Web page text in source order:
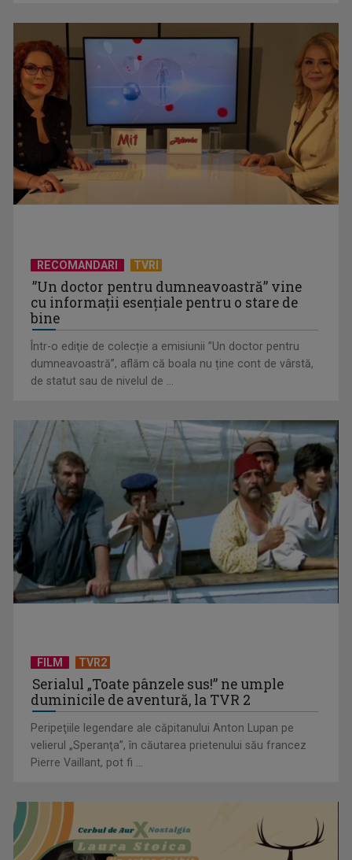
A trăi și a moșteni: moștenirea, între „gura lumii” și propria
sănătate mintală
Cercetătorul Anatolie Coșciug: Un caz Mailat ar putea
apărea și în România. ...
De ce nu îi tolerează românii pe muncitorii străini.
Cercetătorul Anatolie ...
Prezența feminină în Săptămâna Mare și în fruntea Bisericii
Anglicane: „A fi ...
RECOMANDARI TVRI
”Un doctor pentru dumneavoastră” vine
cu informații esențiale pentru o stare de
bine
Într-o ediţie de colecție a emisiunii ”Un doctor pentru
dumneavoastră”, aflăm că boala nu ține cont de vârstă,
FILM TVR2
Serialul „Toate pânzele sus!” ne umple
duminicile de aventură, la TVR 2
Peripeţiile legendare ale căpitanului Anton Lupan pe
velierul „Speranţa”, în căutarea prietenului său francez